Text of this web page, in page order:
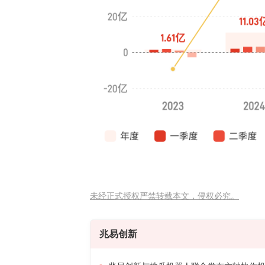
未经正式授权严禁转载本文，侵权必究。
兆易创新